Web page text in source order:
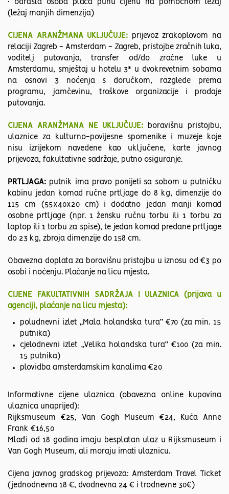
• odrasla osoba plaća punu cijenu na pomoćnom ležaj
(ležaj manjih dimenzija)
CIJENA ARANŽMANA UKLJUČUJE:
prijevoz zrakoplovom na
relaciji Zagreb - Amsterdam - Zagreb, pristojbe zračnih luka,
voditelj putovanja, transfer od/do zračne luke u
Amsterdamu, smještaj u hotelu 3* u dvokrevetnim sobama
na osnovi 3 noćenja s doručkom, razglede prema
programu, jamčevinu, troškove organizacije i prodaje
putovanja.
CIJENA ARANŽMANA NE UKLJUČUJE:
boravišnu pristojbu,
ulaznice za kulturno-povijesne spomenike i muzeje koje
nisu izrijekom navedene kao uključene, karte javnog
prijevoza, fakultativne sadržaje, putno osiguranje.
PRTLJAGA: putnik ima pravo ponijeti sa sobom u putničku
kabinu jedan komad ručne prtljage do 8 kg, dimenzije do
115 cm (55x40x20 cm) i dodatno jedan manji komad
osobne prtljage (npr. 1 žensku ručnu torbu ili 1 torbu za
laptop ili 1 torbu za spise), te jedan komad predane prtljage
do 23 kg, zbroja dimenzije do 158 cm.
Obavezna doplata za boravišnu pristojbu u iznosu od €3 po
osobi i noćenju. Plaćanje na licu mjesta.
CIJENE FAKULTATIVNIH SADRŽAJA I ULAZNICA (prijava u
agenciji, plaćanje na licu mjesta):
poludnevni izlet „Mala holandska tura“ €70 (za min. 15
putnika)
cjelodnevni izlet „Velika holandska tura“ €100 (za min.
15 putnika)
plovidba amsterdamskim kanalima €20
Informativne cijene ulaznica (obavezna online kupovina
ulaznica unaprijed):
Rijksmuseum €25, Van Gogh Museum €24, Kuća Anne
Frank €16,50
Mlađi od 18 godina imaju besplatan ulaz u Rijksmuseum i
Van Gogh Museum, ali moraju imati ulaznicu.
Cijena javnog gradskog prijevoza: Amsterdam Travel Ticket
(jednodnevna 18 €, dvodnevna 24 € i trodnevne 30€)